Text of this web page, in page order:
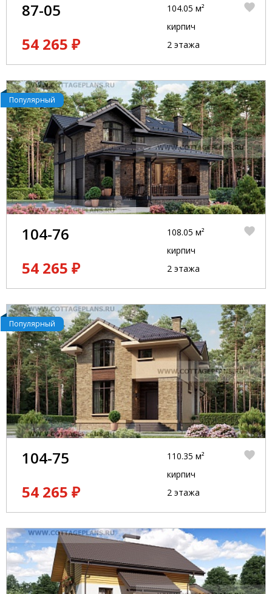
87-05
54 265 ₽
104.05 м²
кирпич
2 этажа
Популярный
104-76
54 265 ₽
108.05 м²
кирпич
2 этажа
Популярный
104-75
54 265 ₽
110.35 м²
кирпич
2 этажа